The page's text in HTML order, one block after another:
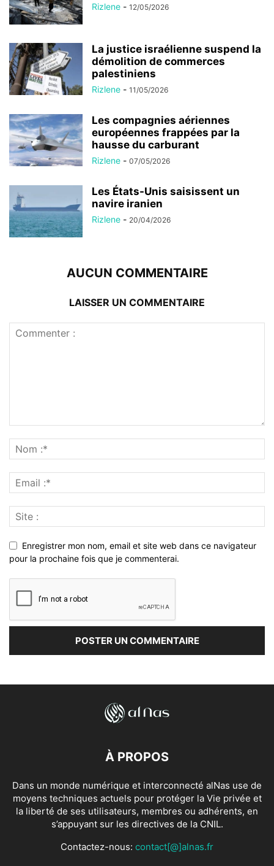
Rizlene - 12/05/2026
La justice israélienne suspend la
démolition de commerces
palestiniens
Rizlene - 11/05/2026
Les compagnies aériennes
européennes frappées par la
hausse du carburant
Rizlene - 07/05/2026
Les États-Unis saisissent un
navire iranien
Rizlene - 20/04/2026
AUCUN COMMENTAIRE
LAISSER UN COMMENTAIRE
Enregistrer mon nom, email et site web dans ce navigateur
pour la prochaine fois que je commenterai.
À PROPOS
Dans un monde numérique et interconnecté alNas use de
moyens techniques actuels pour protéger la Vie privée et
la liberté de ses utilisateurs, membres ou adhérents, en
s’appuyant sur les directives de la CNIL.
Contactez-nous: contact[@]alnas.fr